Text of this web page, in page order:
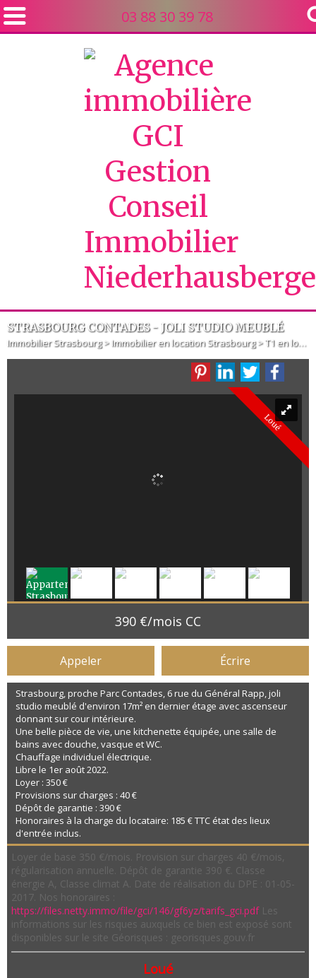
03 88 30 39 78
STRASBOURG CONTADES - JOLI STUDIO MEUBLÉ
Immobilier Strasbourg > Immobilier en location Strasbourg >T1 en location Strasbourg
Loué
390 €/mois CC
Appeler Écrire
Strasbourg, proche Parc Contades, 6 rue du Général Rapp, joli
studio meublé d'environ 17m² en dernier étage avec ascenseur
donnant sur cour intérieure.
Une belle pièce de vie, une kitchenette équipée, une salle de
bains avec douche, vasque et WC.
Chauffage individuel électrique.
Libre le 1er août 2022.
Loyer : 350 €
Provisions sur charges : 40 €
Dépôt de garantie : 390 €
Honoraires à la charge du locataire: 185 € TTC état des lieux
d'entrée inclus.
Loyer de base 350 €/mois. Provision sur charges 40 €/mois,
régularisation annuelle. Dépôt de garantie 390 €. Classe
énergie A, Classe climat A. Date de réalisation du DPE : 01-05-
2017. Nos honoraires :
https://files.netty.immo/file/gci/146/gf6yz/tarifs_gci.pdfLes
informations sur les risques auxquels ce bien est exposé sont
disponibles sur le site Géorisques : georisques.gouv.fr
Loué